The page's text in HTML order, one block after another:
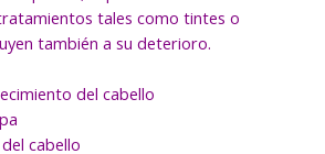
tales como tintes o
también a su deterioro.
del cabello
cabello